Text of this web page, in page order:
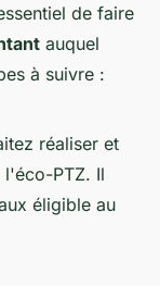
de faire
auquel
à suivre :
réaliser et
l'éco-PTZ. Il
éligible au